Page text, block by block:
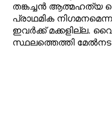
തങ്കച്ചൻ ആത്മഹത്യ
പ്രാഥമിക
ഇവർക്ക് മക്കളില്ല.
സ്ഥലത്തെത്തി